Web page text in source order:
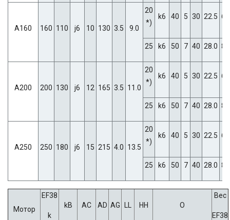
A160 160 110 j6 10 130 3.5 9.0
20
*)
k6 40 5 30 22.5 6
25 k6 50 7 40 28.0 8
A200 200 130 j6 12 165 3.5 11.0
20
*)
k6 40 5 30 22.5 6
25 k6 50 7 40 28.0 8
A250 250 180 j6 15 215 4.0 13.5
20
*)
k6 40 5 30 22.5 6
25 k6 50 7 40 28.0 8
Мотор
EF38
k
kB AC AD AG HH O
Вес
EF38